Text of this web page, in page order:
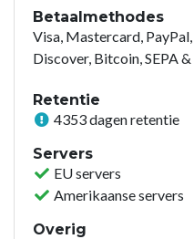
Betaalmethodes
Visa, Mastercard,
Discover, Bitcoin, SEPA
Retentie
4353 dagen retentie
Servers
EU servers
Amerikaanse servers
Overig